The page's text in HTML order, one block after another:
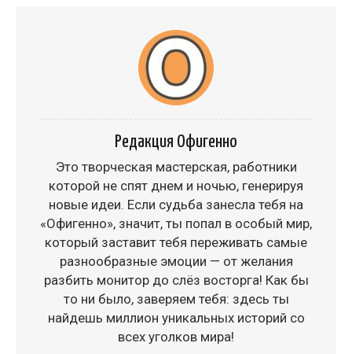
Редакция Офигенно
Это творческая мастерская, работники
которой не спят днем и ночью, генерируя
новые идеи. Если судьба занесла тебя на
«Офигенно», значит, ты попал в особый мир,
который заставит тебя переживать самые
разнообразные эмоции — от желания
разбить монитор до слёз восторга! Как бы
то ни было, заверяем тебя: здесь ты
найдешь миллион уникальных историй со
всех уголков мира!